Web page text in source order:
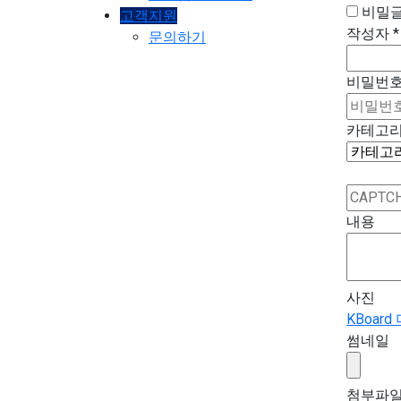
고객지원
문의하기
비밀
작성자 *
비밀번
카테고
내용
사진
KBoard
썸네일
첨부파일